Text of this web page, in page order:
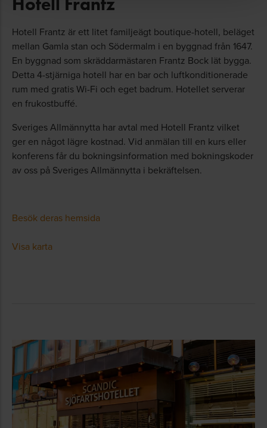
Hotell Frantz är ett litet familjeägt boutique-hotell, beläget
mellan Gamla stan och Södermalm i en byggnad från 1647.
En byggnad som skräddarmästaren Frantz Bock lät bygga.
Detta 4-stjärniga hotell har en bar och luftkonditionerade
rum med gratis Wi-Fi och eget badrum. Hotellet serverar
en frukostbuffé.
Sveriges Allmännytta har avtal med Hotell Frantz vilket
ger en något lägre kostnad. Vid anmälan till en kurs eller
konferens får du bokningsinformation med bokningskoder
av oss på Sveriges Allmännytta i bekräftelsen.
Besök deras hemsida
Visa karta